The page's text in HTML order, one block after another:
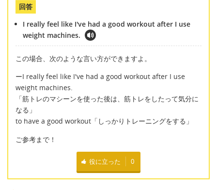
回答
I really feel like I've had a good workout after I use
weight machines.
この場合、次のような言い方ができますよ。
ーI really feel like I've had a good workout after I use
weight machines.
「筋トレのマシーンを使った後は、筋トレをしたって気分に
なる」
to have a good workout「しっかりトレーニングをする」
ご参考まで！
役に立った 0